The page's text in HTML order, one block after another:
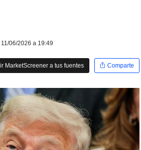
06/2026 a 19:49
MarketScreener a tus fuentes
Comparte